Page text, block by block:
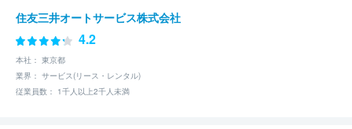
住友三井オートサービス株式会社
4.2
本社： 東京都
業界： サービス(リース・レンタル)
従業員数： 1千人以上2千人未満